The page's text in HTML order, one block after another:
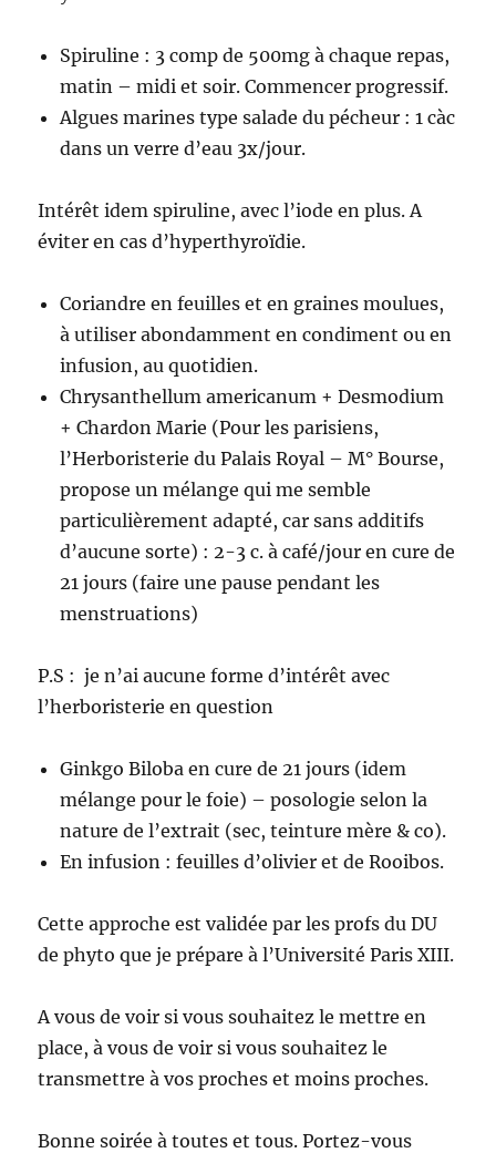
Spiruline : 3 comp de 500mg à chaque repas,
matin – midi et soir. Commencer progressif.
Algues marines type salade du pécheur : 1 càc
dans un verre d’eau 3x/jour.
Intérêt idem spiruline, avec l’iode en plus. A
éviter en cas d’hyperthyroïdie.
Coriandre en feuilles et en graines moulues,
à utiliser abondamment en condiment ou en
infusion, au quotidien.
Chrysanthellum americanum + Desmodium
+ Chardon Marie (Pour les parisiens,
l’Herboristerie du Palais Royal – M° Bourse,
propose un mélange qui me semble
particulièrement adapté, car sans additifs
d’aucune sorte) : 2-3 c. à café/jour en cure de
21 jours (faire une pause pendant les
menstruations)
P.S : je n’ai aucune forme d’intérêt avec
l’herboristerie en question
Ginkgo Biloba en cure de 21 jours (idem
mélange pour le foie) – posologie selon la
nature de l’extrait (sec, teinture mère & co).
En infusion : feuilles d’olivier et de Rooibos.
Cette approche est validée par les profs du DU
de phyto que je prépare à l’Université Paris XIII.
A vous de voir si vous souhaitez le mettre en
place, à vous de voir si vous souhaitez le
transmettre à vos proches et moins proches.
Bonne soirée à toutes et tous. Portez-vous